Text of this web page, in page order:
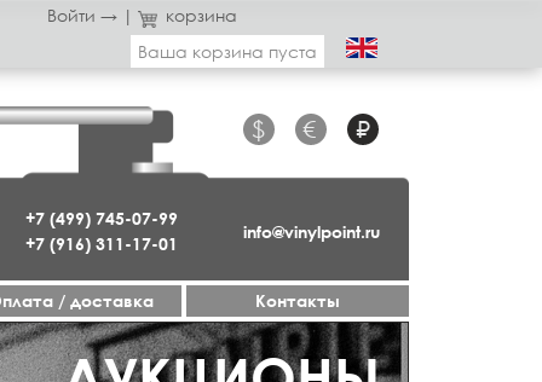
Войти → |
корзина
Ваша корзина пуста
+7 (499) 745-07-99
+7 (916) 311-17-01
$ € ₽
info@vinylpoint.ru
/ доставка Контакты